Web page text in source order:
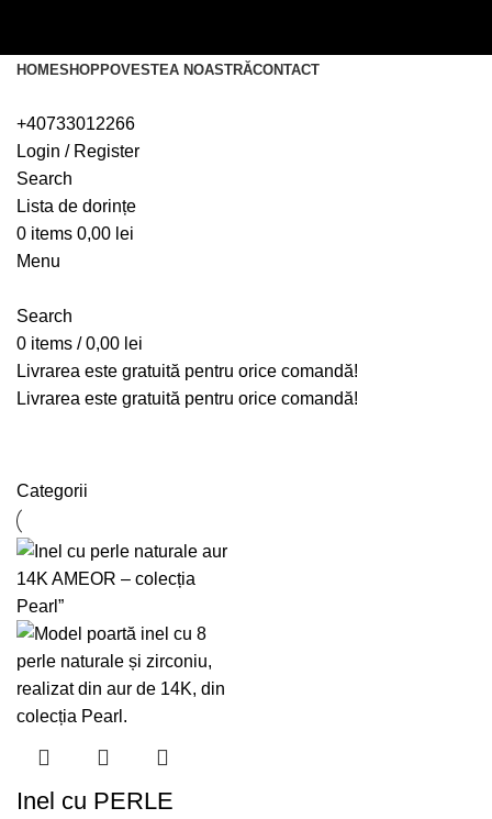
HOMESHOPPOVESTEA NOASTRĂCONTACT
+40733012266
Login / Register
Search
Lista de dorințe
0 items 0,00 lei
Menu
Search
0 items / 0,00 lei
Livrarea este gratuită pentru orice comandă!
Livrarea este gratuită pentru orice comandă!
Categorii
Inel cu PERLE